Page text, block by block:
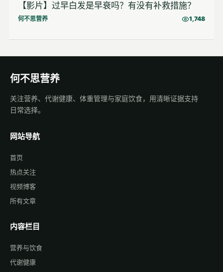
【影片】过早白发是早衰吗？有没有补救措施？
何不思营养 1,748
何不思营养
关注营养、代谢健康、体重管理与家庭饮食，用清晰证据支持
日常选择。
网站导航
首页
热点关注
视频博客
所有文章
内容栏目
营养与饮食
代谢健康